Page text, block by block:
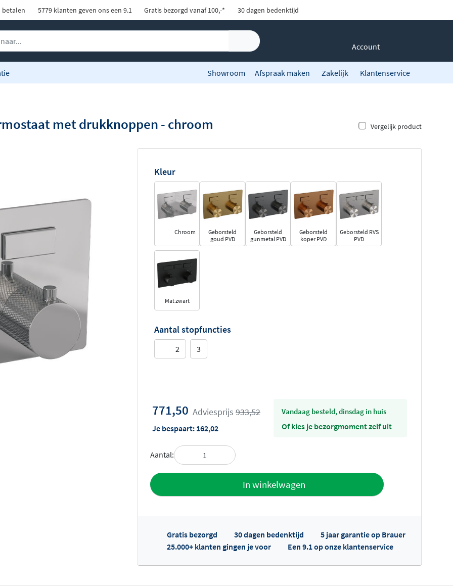
betalen 5779 klanten geven ons een 9.1 Gratis bezorgd vanaf 100,-* 30 dagen bedenktijd
Account
Showroom Afspraak maken Zakelijk Klantenservice
met drukknoppen - chroom Vergelijk product
Kleur
Chroom
Geborsteld
goud PVD
Geborsteld
gunmetal PVD
Geborsteld
koper PVD
Geborsteld RVS
PVD
Mat zwart
Aantal stopfuncties
2 3
771,50 Adviesprijs 933,52
Je bespaart: 162,02
vandaag besteld, dinsdag in huis
Of kies je bezorgmoment zelf uit
Aantal:
In winkelwagen
Toevoegen aan offerte
Gratis bezorgd 30 dagen bedenktijd
5 jaar garantie op Brauer
25.000+ klanten gingen je voor
Een 9.1 op onze klantenservice